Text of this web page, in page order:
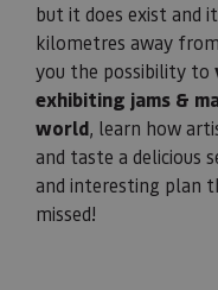
but it does exist and
kilometres away from
you the possibility to
exhibiting jams &
world, learn how
and taste a delicious
and interesting plan
missed!